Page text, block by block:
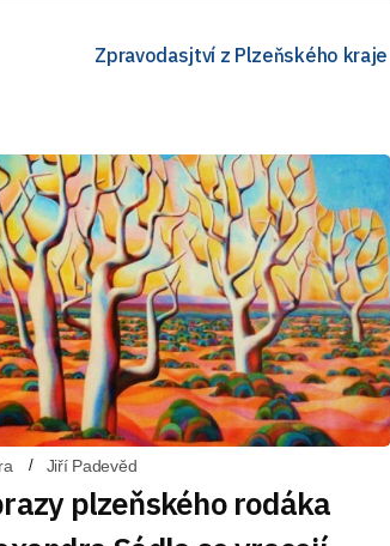
Zpravodasjtví z Plzeňského kraje
Jiří Padevěd
plzeňského rodáka